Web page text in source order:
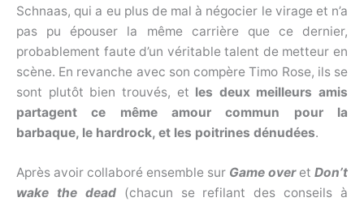
Schnaas, qui a eu plus de mal à négocier le virage et n’a
pas pu épouser la même carrière que ce dernier,
probablement faute d’un véritable talent de metteur en
scène. En revanche avec son compère Timo Rose, ils se
sont plutôt bien trouvés, et les deux meilleurs amis
partagent ce même amour commun pour la
barbaque, le hardrock, et les poitrines dénudées.
Après avoir collaboré ensemble sur Game overet Don’t
wake the dead(chacun se refilant des conseils à